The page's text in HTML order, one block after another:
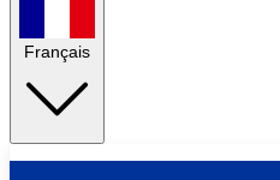
Français